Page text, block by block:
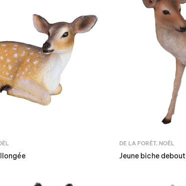
DE LA FORÊT, NOËL
Jeune biche debout